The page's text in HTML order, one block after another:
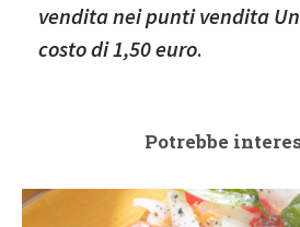
vendita nei punti vendita
costo di 1,50 euro.
Potrebbe